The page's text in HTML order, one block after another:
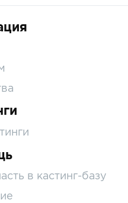
в кастинг-базу